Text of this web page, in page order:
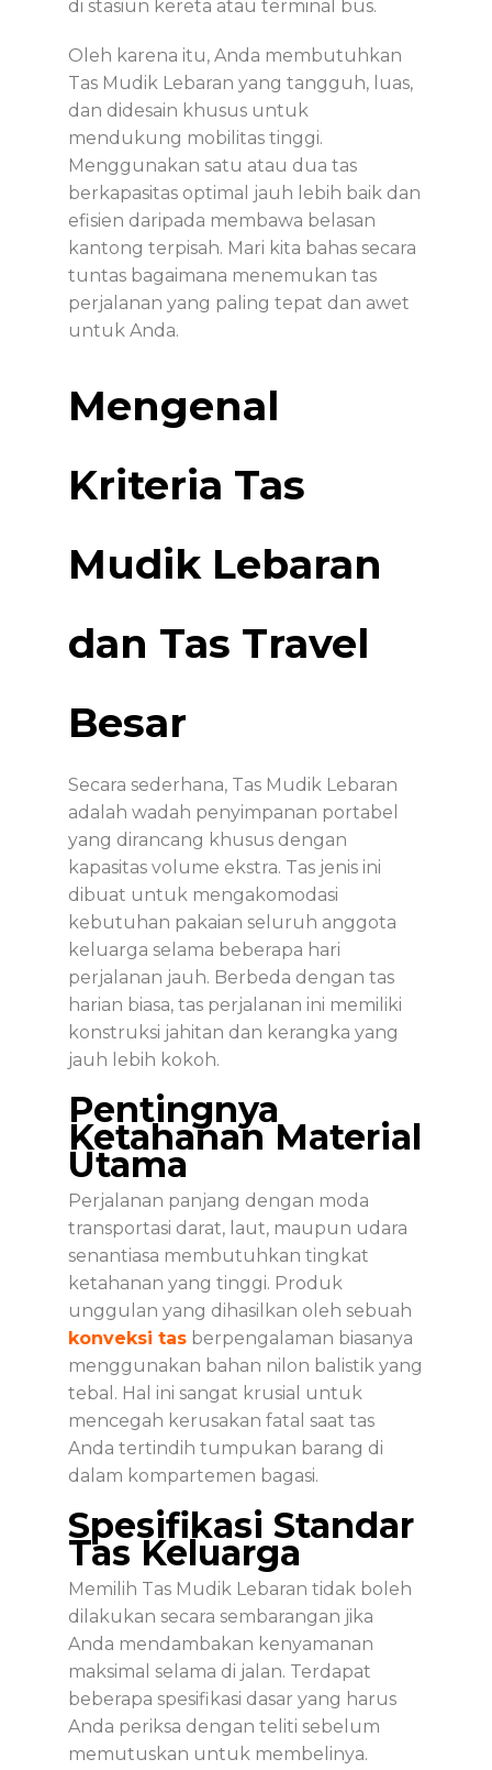
di stasiun kereta atau terminal bus.
Oleh karena itu, Anda membutuhkan
Tas Mudik Lebaran yang tangguh, luas,
dan didesain khusus untuk
mendukung mobilitas tinggi.
Menggunakan satu atau dua tas
berkapasitas optimal jauh lebih baik dan
efisien daripada membawa belasan
kantong terpisah. Mari kita bahas secara
tuntas bagaimana menemukan tas
perjalanan yang paling tepat dan awet
untuk Anda.
Mengenal
Kriteria Tas
Mudik Lebaran
dan Tas Travel
Besar
Secara sederhana, Tas Mudik Lebaran
adalah wadah penyimpanan portabel
yang dirancang khusus dengan
kapasitas volume ekstra. Tas jenis ini
dibuat untuk mengakomodasi
kebutuhan pakaian seluruh anggota
keluarga selama beberapa hari
perjalanan jauh. Berbeda dengan tas
harian biasa, tas perjalanan ini memiliki
konstruksi jahitan dan kerangka yang
jauh lebih kokoh.
Pentingnya
Ketahanan Material
Utama
Perjalanan panjang dengan moda
transportasi darat, laut, maupun udara
senantiasa membutuhkan tingkat
ketahanan yang tinggi. Produk
unggulan yang dihasilkan oleh sebuah
konveksi tas berpengalaman biasanya
menggunakan bahan nilon balistik yang
tebal. Hal ini sangat krusial untuk
mencegah kerusakan fatal saat tas
Anda tertindih tumpukan barang di
dalam kompartemen bagasi.
Spesifikasi Standar
Tas Keluarga
Memilih Tas Mudik Lebaran tidak boleh
dilakukan secara sembarangan jika
Anda mendambakan kenyamanan
maksimal selama di jalan. Terdapat
beberapa spesifikasi dasar yang harus
Anda periksa dengan teliti sebelum
memutuskan untuk membelinya.